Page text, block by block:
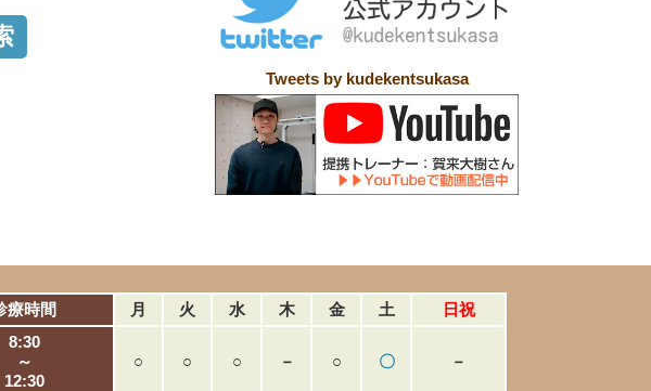
Tweets by kudekentsukasa
療時間 月 火 水 木 金 土
日祝
8:30
～
12:30
○ ○ ○ － ○ 〇 －